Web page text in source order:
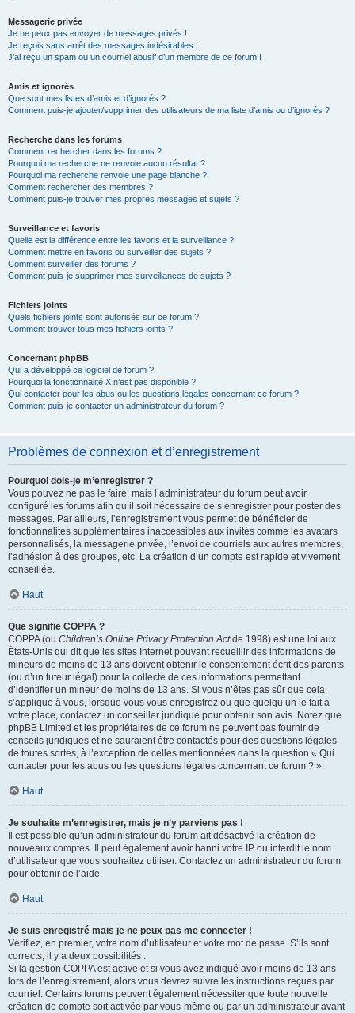
Messagerie privée
Je ne peux pas envoyer de messages privés !
Je reçois sans arrêt des messages indésirables !
J’ai reçu un spam ou un courriel abusif d’un membre de ce forum !
Amis et ignorés
Que sont mes listes d’amis et d’ignorés ?
Comment puis-je ajouter/supprimer des utilisateurs de ma liste d’amis ou d’ignorés ?
Recherche dans les forums
Comment rechercher dans les forums ?
Pourquoi ma recherche ne renvoie aucun résultat ?
Pourquoi ma recherche renvoie une page blanche ?!
Comment rechercher des membres ?
Comment puis-je trouver mes propres messages et sujets ?
Surveillance et favoris
Quelle est la différence entre les favoris et la surveillance ?
Comment mettre en favoris ou surveiller des sujets ?
Comment surveiller des forums ?
Comment puis-je supprimer mes surveillances de sujets ?
Fichiers joints
Quels fichiers joints sont autorisés sur ce forum ?
Comment trouver tous mes fichiers joints ?
Concernant phpBB
Qui a développé ce logiciel de forum ?
Pourquoi la fonctionnalité X n’est pas disponible ?
Qui contacter pour les abus ou les questions légales concernant ce forum ?
Comment puis-je contacter un administrateur du forum ?
Problèmes de connexion et d’enregistrement
Pourquoi dois-je m’enregistrer ?
Vous pouvez ne pas le faire, mais l’administrateur du forum peut avoir
configuré les forums afin qu’il soit nécessaire de s’enregistrer pour poster des
messages. Par ailleurs, l’enregistrement vous permet de bénéficier de
fonctionnalités supplémentaires inaccessibles aux invités comme les avatars
personnalisés, la messagerie privée, l’envoi de courriels aux autres membres,
l’adhésion à des groupes, etc. La création d’un compte est rapide et vivement
conseillée.
Haut
Que signifie COPPA ?
COPPA (ou Children’s Online Privacy Protection Actde 1998) est une loi aux
États-Unis qui dit que les sites Internet pouvant recueillir des informations de
mineurs de moins de 13 ans doivent obtenir le consentement écrit des parents
(ou d’un tuteur légal) pour la collecte de ces informations permettant
d’identifier un mineur de moins de 13 ans. Si vous n’êtes pas sûr que cela
s’applique à vous, lorsque vous vous enregistrez ou que quelqu’un le fait à
votre place, contactez un conseiller juridique pour obtenir son avis. Notez que
phpBB Limited et les propriétaires de ce forum ne peuvent pas fournir de
conseils juridiques et ne sauraient être contactés pour des questions légales
de toutes sortes, à l’exception de celles mentionnées dans la question « Qui
contacter pour les abus ou les questions légales concernant ce forum ? ».
Haut
Je souhaite m’enregistrer, mais je n’y parviens pas !
Il est possible qu’un administrateur du forum ait désactivé la création de
nouveaux comptes. Il peut également avoir banni votre IP ou interdit le nom
d’utilisateur que vous souhaitez utiliser. Contactez un administrateur du forum
pour obtenir de l’aide.
Haut
Je suis enregistré mais je ne peux pas me connecter !
Vérifiez, en premier, votre nom d’utilisateur et votre mot de passe. S’ils sont
corrects, il y a deux possibilités :
Si la gestion COPPA est active et si vous avez indiqué avoir moins de 13 ans
lors de l’enregistrement, alors vous devrez suivre les instructions reçues par
courriel. Certains forums peuvent également nécessiter que toute nouvelle
création de compte soit activée par vous-même ou par un administrateur avant